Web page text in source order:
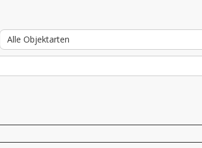
Alle Objektarten